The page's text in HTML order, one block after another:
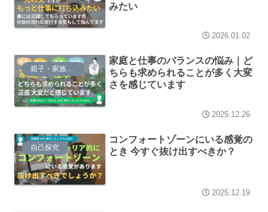
みたい
2026.01.02
親子・家族関係
家庭と仕事のバランスの悩み｜ど
ちらも求められることが多く大変
さを感じています
2025.12.26
自己探究
コンフォートゾーンにいる感覚の
とき 今すぐ抜け出すべきか？
2025.12.19